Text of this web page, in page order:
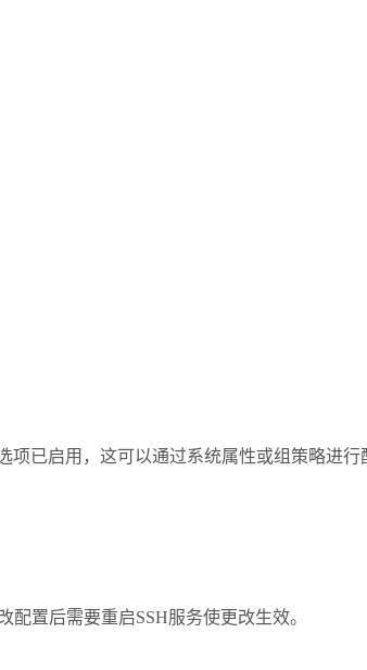
项已启用，这可以通过系统属性或组策略进
配置后需要重启SSH服务使更改生效。